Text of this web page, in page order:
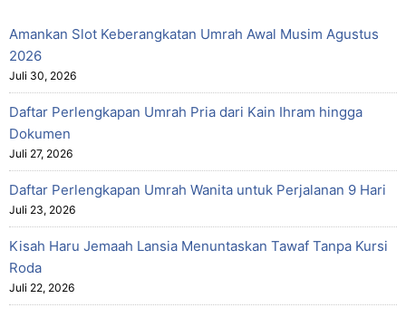
Amankan Slot Keberangkatan Umrah Awal Musim Agustus
2026
Juli 30, 2026
Daftar Perlengkapan Umrah Pria dari Kain Ihram hingga
Dokumen
Juli 27, 2026
Daftar Perlengkapan Umrah Wanita untuk Perjalanan 9 Hari
Juli 23, 2026
Kisah Haru Jemaah Lansia Menuntaskan Tawaf Tanpa Kursi
Roda
Juli 22, 2026